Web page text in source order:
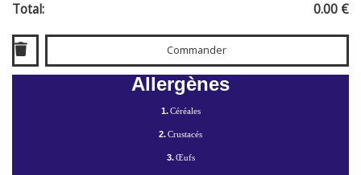
Total: 0.00 €
Commander
Allergènes
1.Céréales
2.Crustacés
3.Œufs